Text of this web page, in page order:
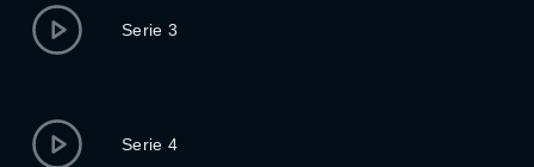
Serie 3
Serie 4